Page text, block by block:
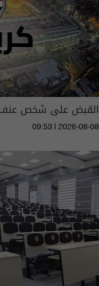
القبض على شخص عنف
09:53 | 2026-08-08